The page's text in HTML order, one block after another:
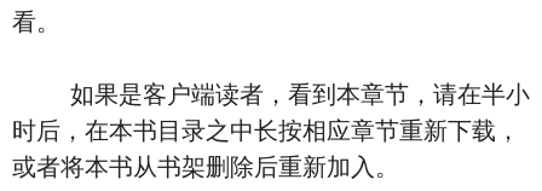
看。
如果是客户端读者，看到本章节，请在半小
时后，在本书目录之中长按相应章节重新下载，
或者将本书从书架删除后重新加入。